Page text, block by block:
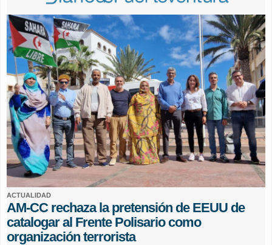
ACTUALIDAD
AM-CC rechaza la pretensión de EEUU de
catalogar al Frente Polisario como
organización terrorista